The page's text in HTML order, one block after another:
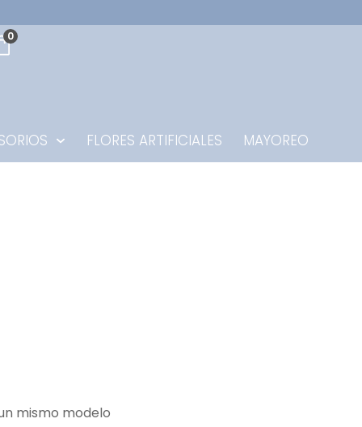
0
FLORES ARTIFICIALES MAYOREO
mismo modelo